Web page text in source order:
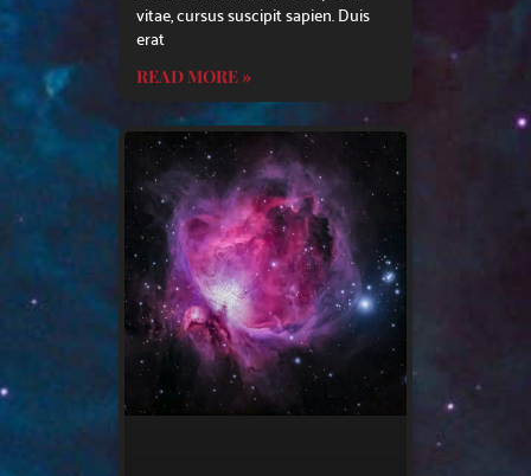
vitae, cursus suscipit sapien. Duis
erat
READ MORE »